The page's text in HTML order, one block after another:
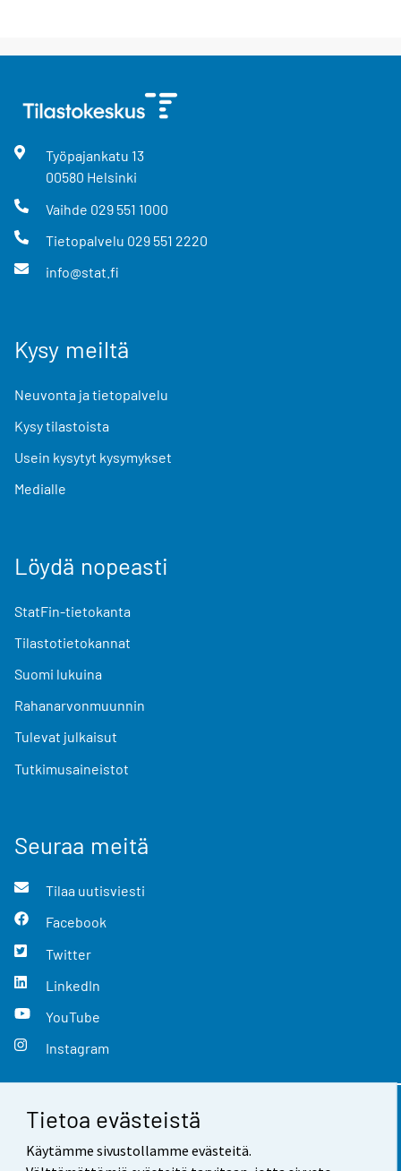
Tietoa evästeistä
Käytämme sivustollamme evästeitä.
Työpajankatu 13
00580 Helsinki
Vaihde 029 551 1000
Tietopalvelu 029 551 2220
info@stat.fi
Kysy meiltä
Neuvonta ja tietopalvelu
Kysy tilastoista
Usein kysytyt kysymykset
Medialle
Löydä nopeasti
StatFin-tietokanta
Tilastotietokannat
Suomi lukuina
Rahanarvonmuunnin
Tulevat julkaisut
Tutkimusaineistot
Seuraa meitä
Tilaa uutisviesti
Facebook
Twitter
LinkedIn
YouTube
Instagram
Yhteystiedot
Palaute